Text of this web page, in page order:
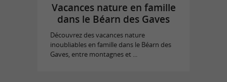
Vacances nature en famille
dans le Béarn des Gaves
Découvrez des vacances nature
inoubliables en famille dans le Béarn des
Gaves, entre montagnes et ...